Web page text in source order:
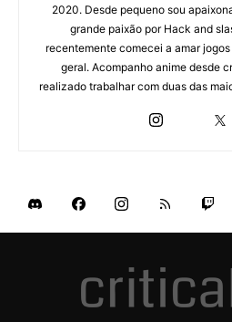
2020. Desde pequeno sou
grande paixão por Hack and
recentemente comecei a amar
geral. Acompanho anime desde
realizado trabalhar com duas das